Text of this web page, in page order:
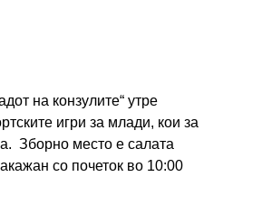
на конзулите“ утре
игри за млади, кои за
Зборно место е салата
со почеток во 10:00